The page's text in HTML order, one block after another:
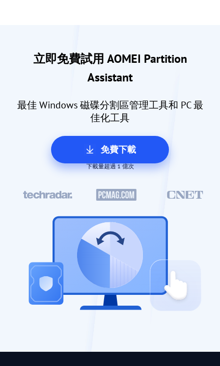
立即免費試用 AOMEI Partition
Assistant
最佳 Windows 磁碟分割區管理工具和 PC 最
佳化工具
免費下載
下載量超過 1 億次